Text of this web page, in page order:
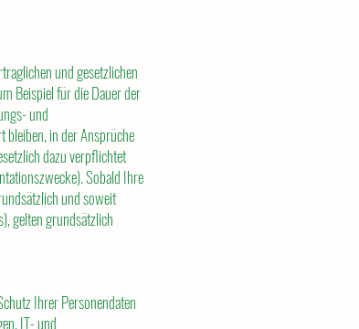
und gesetzlichen
Beispiel für die Dauer der
und
bleiben, in der Ansprüche
dazu verpflichtet
Sobald Ihre
und soweit
gelten grundsätzlich
Ihrer Personendaten
IT- und